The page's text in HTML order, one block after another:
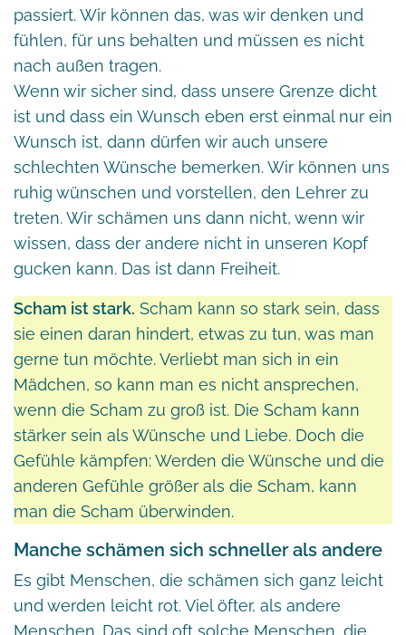
passiert. Wir können das, was wir denken und
fühlen, für uns behalten und müssen es nicht
nach außen tragen.
Wenn wir sicher sind, dass unsere Grenze dicht
ist und dass ein Wunsch eben erst einmal nur ein
Wunsch ist, dann dürfen wir auch unsere
schlechten Wünsche bemerken. Wir können uns
ruhig wünschen und vorstellen, den Lehrer zu
treten. Wir schämen uns dann nicht, wenn wir
wissen, dass der andere nicht in unseren Kopf
gucken kann. Das ist dann Freiheit.
Scham ist stark. Scham kann so stark sein, dass
sie einen daran hindert, etwas zu tun, was man
gerne tun möchte. Verliebt man sich in ein
Mädchen, so kann man es nicht ansprechen,
wenn die Scham zu groß ist. Die Scham kann
stärker sein als Wünsche und Liebe. Doch die
Gefühle kämpfen: Werden die Wünsche und die
anderen Gefühle größer als die Scham, kann
man die Scham überwinden.
Manche schämen sich schneller als andere
Es gibt Menschen, die schämen sich ganz leicht
und werden leicht rot. Viel öfter, als andere
Menschen. Das sind oft solche Menschen, die